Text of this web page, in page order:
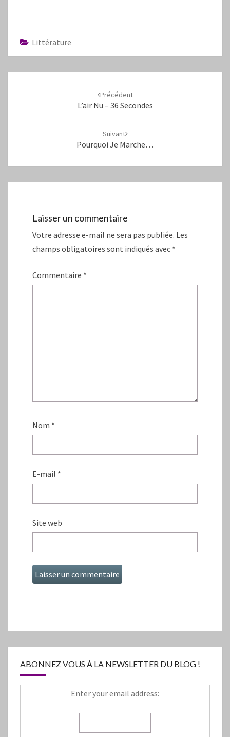
Littérature
Précédent
L’air Nu – 36 Secondes
Suivant
Pourquoi Je Marche…
Laisser un commentaire
Votre adresse e-mail ne sera pas publiée. Les
champs obligatoires sont indiqués avec *
Commentaire *
Nom *
E-mail *
Site web
ABONNEZ VOUS À LA NEWSLETTER DU BLOG !
Enter your email address: